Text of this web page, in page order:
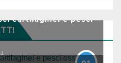
cartilaginei e pesci